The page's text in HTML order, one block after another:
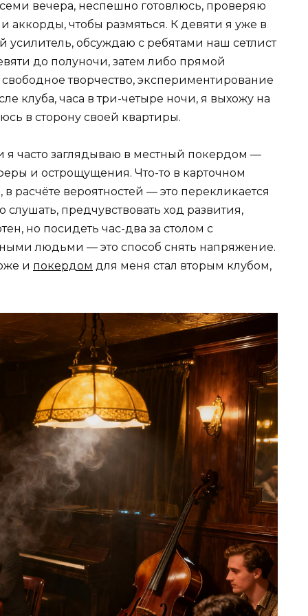
вечера, неспешно готовлюсь, проверяю
чтобы размяться. К девяти я уже в
усилитель, обсуждаю с ребятами наш сетлист
до полуночи, затем либо прямой
творчество, экспериментирование
клуба, часа в три-четыре ночи, я выхожу на
в сторону своей квартиры.
часто заглядываю в местный покердом —
и острощущения. Что-то в карточном
расчёте вероятностей — это перекликается
предчувствовать ход развития,
но посидеть час-два за столом с
людьми — это способ снять напряжение.
и покердом для меня стал вторым клубом,